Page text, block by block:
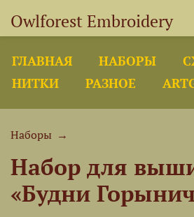
Owlforest Embroidery
ГЛАВНАЯ НАБОРЫ
НИТКИ
РАЗНОЕ
Наборы →
Набор для
«Будни